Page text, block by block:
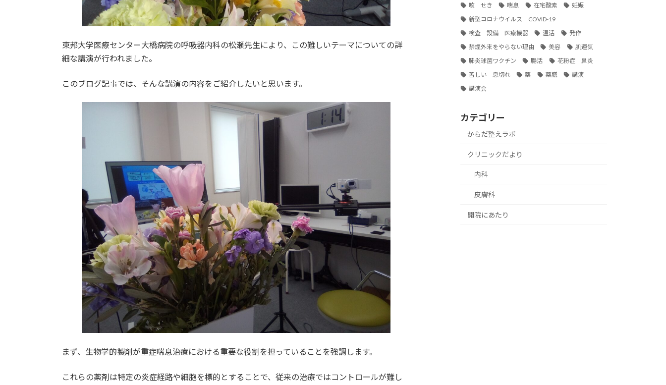
東邦大学医療センター大橋病院の呼吸器内科の松瀬先生により、この難しいテーマについての詳
細な講演が行われました。
このブログ記事では、そんな講演の内容をご紹介したいと思います。
まず、生物学的製剤が重症喘息治療における重要な役割を担っていることを強調します。
これらの薬剤は特定の炎症経路や細胞を標的とすることで、従来の治療ではコントロールが難し
咳 せき
喘息 在宅酸素
妊娠
新型コロナウイルス COVID-19
検査 設備 医療機器
温活
発作
禁煙外来をやらない理由
美容
肌運気
肺炎球菌ワクチン
腸活
花粉症 鼻炎
苦しい 息切れ
薬 薬膳
講演
講演会
カテゴリー
からだ整えラボ
クリニックだより
内科
皮膚科
開院にあたり